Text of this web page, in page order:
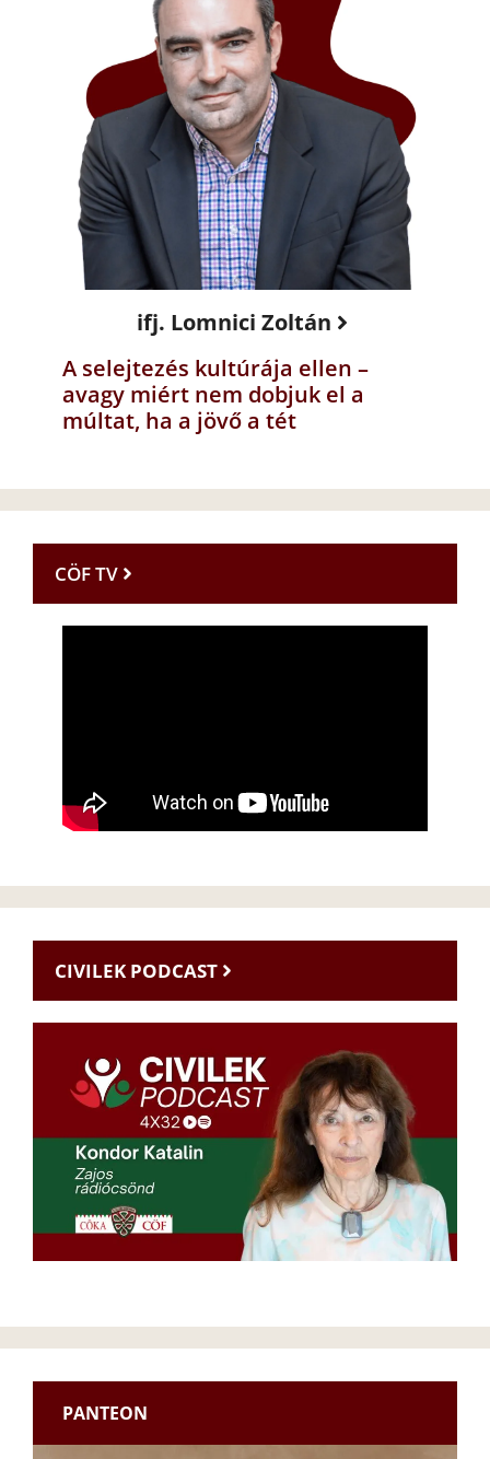
ifj. Lomnici Zoltán
A selejtezés kultúrája ellen –
avagy miért nem dobjuk el a
múltat, ha a jövő a tét
CÖF TV
CIVILEK PODCAST
PANTEON